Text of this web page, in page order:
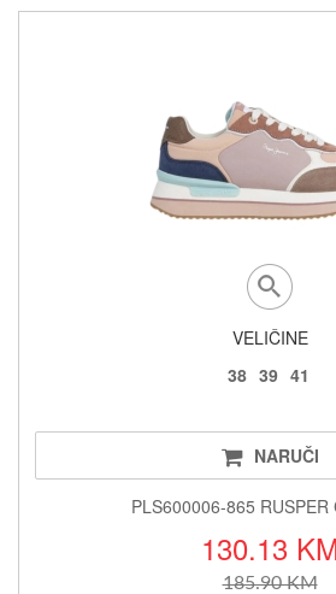
VELIČINE
38 39 41
NARUČI
PLS600006-865 RUSPER
130.13
185.90 KM